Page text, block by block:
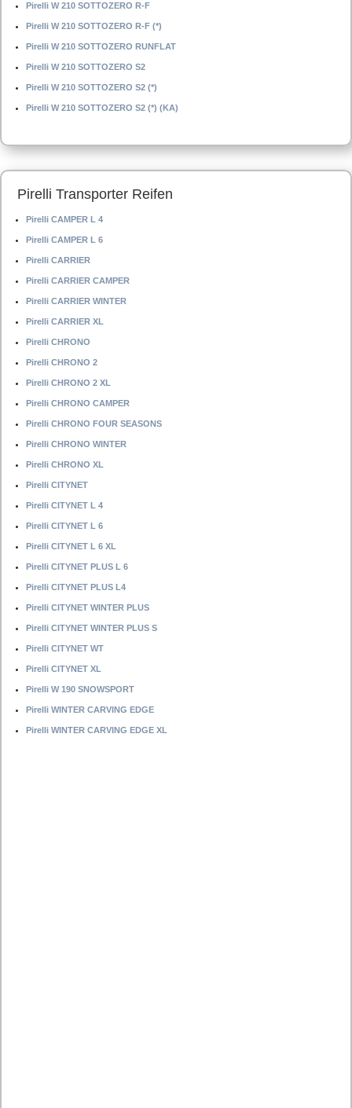
Pirelli W 210 SOTTOZERO R-F
Pirelli W 210 SOTTOZERO R-F (*)
Pirelli W 210 SOTTOZERO RUNFLAT
Pirelli W 210 SOTTOZERO S2
Pirelli W 210 SOTTOZERO S2 (*)
Pirelli W 210 SOTTOZERO S2 (*) (KA)
Pirelli Transporter Reifen
Pirelli CAMPER L 4
Pirelli CAMPER L 6
Pirelli CARRIER
Pirelli CARRIER CAMPER
Pirelli CARRIER WINTER
Pirelli CARRIER XL
Pirelli CHRONO
Pirelli CHRONO 2
Pirelli CHRONO 2 XL
Pirelli CHRONO CAMPER
Pirelli CHRONO FOUR SEASONS
Pirelli CHRONO WINTER
Pirelli CHRONO XL
Pirelli CITYNET
Pirelli CITYNET L 4
Pirelli CITYNET L 6
Pirelli CITYNET L 6 XL
Pirelli CITYNET PLUS L 6
Pirelli CITYNET PLUS L4
Pirelli CITYNET WINTER PLUS
Pirelli CITYNET WINTER PLUS S
Pirelli CITYNET WT
Pirelli CITYNET XL
Pirelli W 190 SNOWSPORT
Pirelli WINTER CARVING EDGE
Pirelli WINTER CARVING EDGE XL